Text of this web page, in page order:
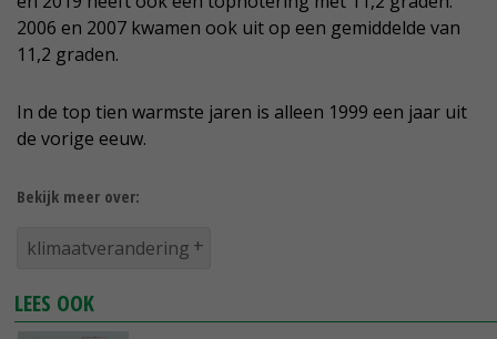
2006 en 2007 kwamen ook uit op een gemiddelde van
11,2 graden.
In de top tien warmste jaren is alleen 1999 een jaar uit
de vorige eeuw.
Bekijk meer over:
klimaatverandering
LEES OOK